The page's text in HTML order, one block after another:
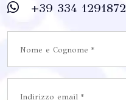
+39 334 1291872